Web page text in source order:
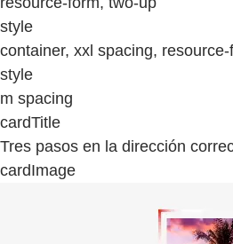
style
container, xxl spacing, resource-
style
m spacing
cardTitle
Tres pasos en la dirección
cardImage